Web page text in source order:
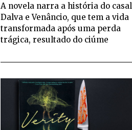
A novela narra a história do casal
Dalva e Venâncio, que tem a vida
transformada após uma perda
trágica, resultado do ciúme